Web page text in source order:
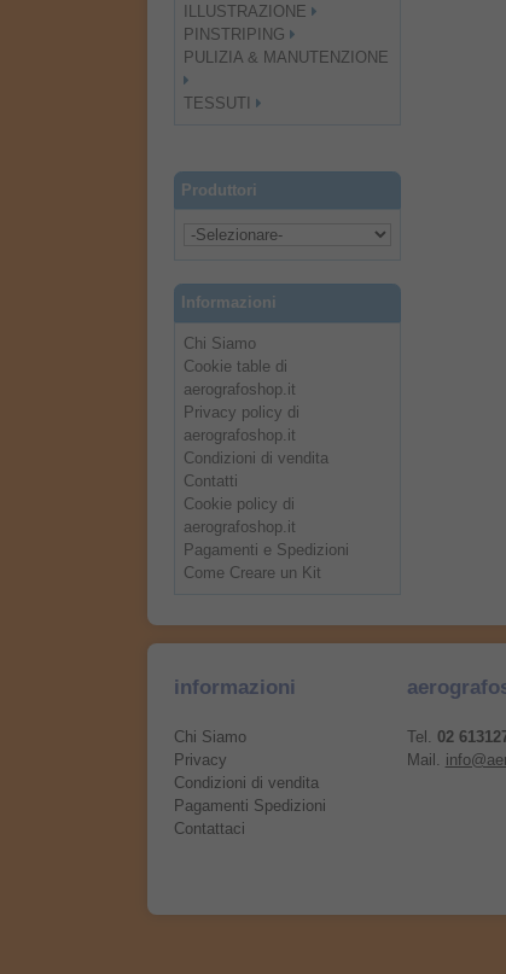
ILLUSTRAZIONE
PINSTRIPING
PULIZIA & MANUTENZIONE
TESSUTI
Produttori
Informazioni
Chi Siamo
Cookie table di
aerografoshop.it
Privacy policy di
aerografoshop.it
Condizioni di vendita
Contatti
Cookie policy di
aerografoshop.it
Pagamenti e Spedizioni
Come Creare un Kit
informazioni
Chi Siamo
Privacy
Condizioni di vendita
Pagamenti Spedizioni
Contattaci
Tel. 02
Mail.